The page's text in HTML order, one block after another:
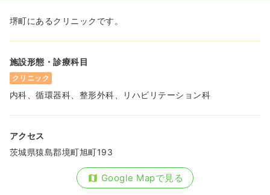
堺町にあるクリニックです。
施設形態・診療科目
クリニック
内科、循環器科、整形外科、リハビリテーション科
アクセス
茨城県猿島郡境町旭町193
Google Mapで見る